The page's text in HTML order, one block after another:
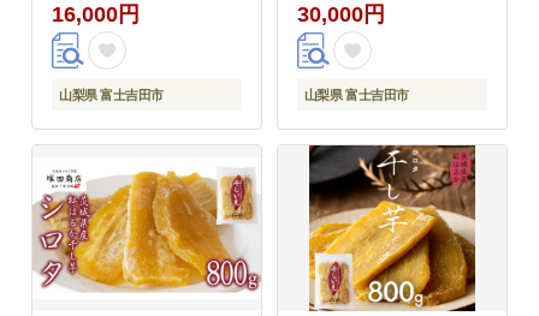
16,000円
山梨県 富士吉田市
の夜明け】
30,000円
山梨県 富士吉田市